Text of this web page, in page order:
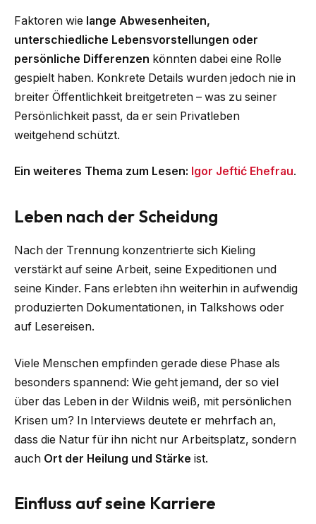
Faktoren wie lange Abwesenheiten,
unterschiedliche Lebensvorstellungen oder
persönliche Differenzen könnten dabei eine Rolle
gespielt haben. Konkrete Details wurden jedoch nie in
breiter Öffentlichkeit breitgetreten – was zu seiner
Persönlichkeit passt, da er sein Privatleben
weitgehend schützt.
Ein weiteres Thema zum Lesen: Igor Jeftić Ehefrau.
Leben nach der Scheidung
Nach der Trennung konzentrierte sich Kieling
verstärkt auf seine Arbeit, seine Expeditionen und
seine Kinder. Fans erlebten ihn weiterhin in aufwendig
produzierten Dokumentationen, in Talkshows oder
auf Lesereisen.
Viele Menschen empfinden gerade diese Phase als
besonders spannend: Wie geht jemand, der so viel
über das Leben in der Wildnis weiß, mit persönlichen
Krisen um? In Interviews deutete er mehrfach an,
dass die Natur für ihn nicht nur Arbeitsplatz, sondern
auch Ort der Heilung und Stärke ist.
Einfluss auf seine Karriere